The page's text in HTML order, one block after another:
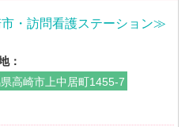
・訪問看護ステーション≫
：
高崎市上中居町1455-7